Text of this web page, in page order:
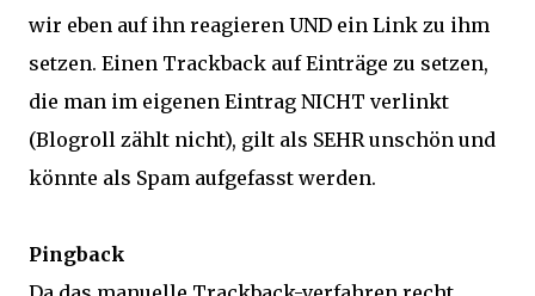
wir eben auf ihn reagieren UND ein Link zu ihm
setzen. Einen Trackback auf Einträge zu setzen,
die man im eigenen Eintrag NICHT verlinkt
(Blogroll zählt nicht), gilt als SEHR unschön und
könnte als Spam aufgefasst werden.
Pingback